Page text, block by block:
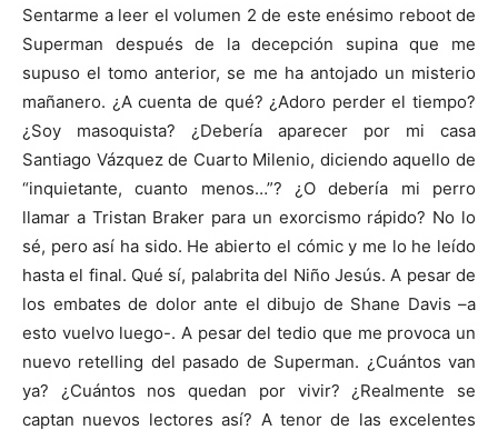
Sentarme a leer el volumen 2 de este enésimo reboot de
Superman después de la decepción supina que me
supuso el tomo anterior, se me ha antojado un misterio
mañanero. ¿A cuenta de qué? ¿Adoro perder el tiempo?
¿Soy masoquista? ¿Debería aparecer por mi casa
Santiago Vázquez de Cuarto Milenio, diciendo aquello de
“inquietante, cuanto menos…”? ¿O debería mi perro
llamar a Tristan Braker para un exorcismo rápido? No lo
sé, pero así ha sido. He abierto el cómic y me lo he leído
hasta el final. Qué sí, palabrita del Niño Jesús. A pesar de
los embates de dolor ante el dibujo de Shane Davis –a
esto vuelvo luego-. A pesar del tedio que me provoca un
nuevo retelling del pasado de Superman. ¿Cuántos van
ya? ¿Cuántos nos quedan por vivir? ¿Realmente se
captan nuevos lectores así? A tenor de las excelentes